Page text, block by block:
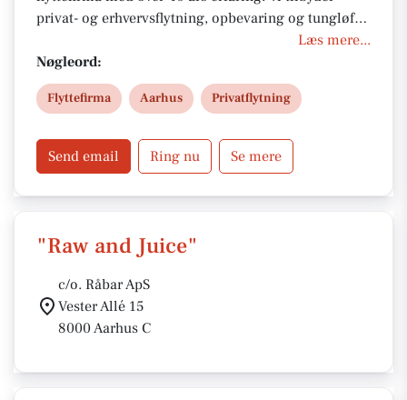
privat- og erhvervsflytning, opbevaring og tungløft i
Aarhus og hele Jylland. Vores erfarne team sikrer
tryg, effektiv og miljøbevidst flytning med fokus på
kvalitet, service og konkurrencedygtige priser.
Kontakt os i dag for et tilbud.
Læs mere...
Nøgleord:
Flyttefirma Aarhus Privatflytning
Send email Ring nu Se mere
"Raw and Juice"
c/o. Råbar ApS
Vester Allé 15
8000 Aarhus C